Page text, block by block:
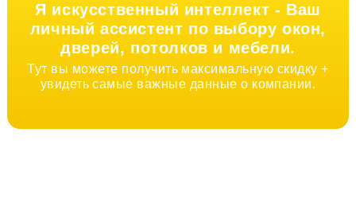
Я искусственный интеллект - Ваш
личный ассистент по выбору окон,
дверей, потолков и мебели.
Тут вы можете получить максимальную скидку +
увидеть самые важные данные о компании.